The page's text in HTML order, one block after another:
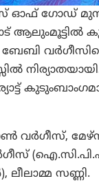
ഓഫ് ഗോഡ് മുൻ
ആലുംമൂട്ടിൽ
വർഗീസ്,
സണ്ണി.